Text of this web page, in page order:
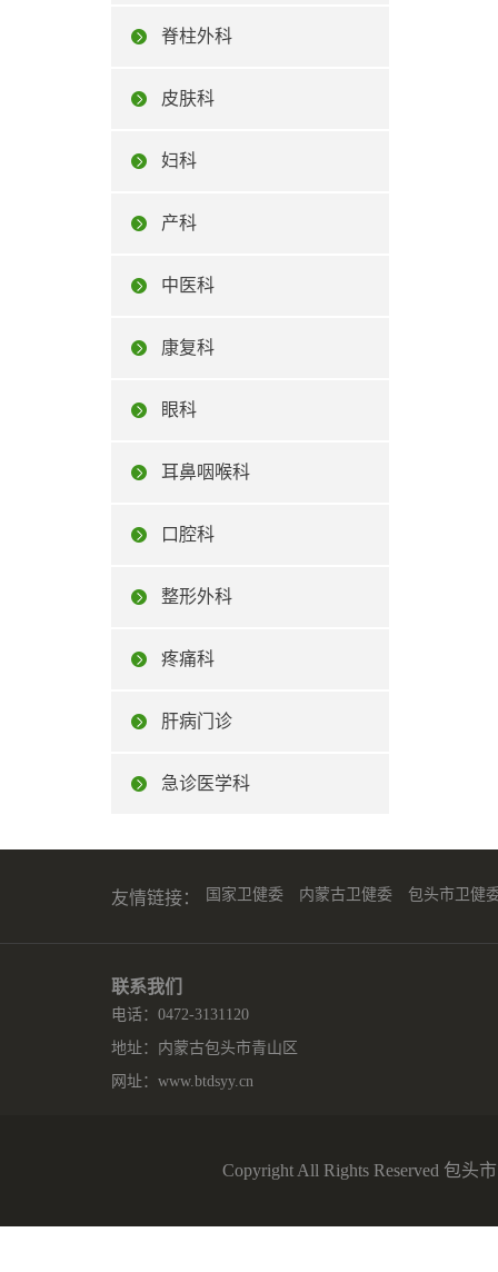
脊柱外科
皮肤科
妇科
产科
中医科
康复科
眼科
耳鼻咽喉科
口腔科
整形外科
疼痛科
肝病门诊
急诊医学科
友情链接： 国家卫健委 内蒙古卫健委 包头市卫健
联系我们
电话：0472-3131120
地址：内蒙古包头市青山区
网址： www.btdsyy.cn
Copyright All Rights Reserved 包头